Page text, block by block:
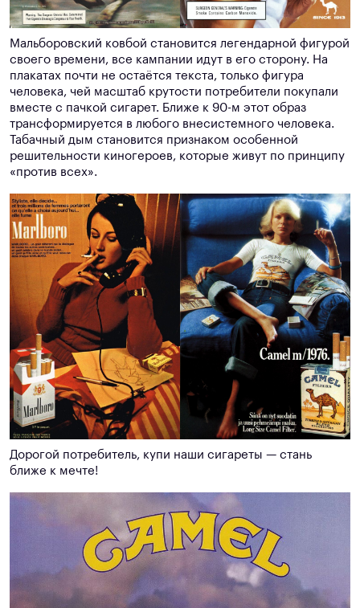
Мальборовский ковбой становится легендарной фигурой
своего времени, все кампании идут в его сторону. На
плакатах почти не остаётся текста, только фигура
человека, чей масштаб крутости потребители покупали
вместе с пачкой сигарет. Ближе к 90-м этот образ
трансформируется в любого внесистемного человека.
Табачный дым становится признаком особенной
решительности киногероев, которые живут по принципу
«против всех».
Дорогой потребитель, купи наши сигареты — стань
ближе к мечте!